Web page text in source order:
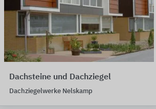
Dachsteine und Dachziegel
Dachziegelwerke Nelskamp